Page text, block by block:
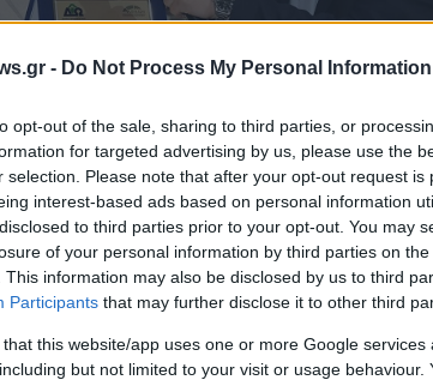
- Do Not Process My Personal Information
opt-out of the sale, sharing to third parties, or
for targeted advertising by us, please use the
selection. Please note that after your opt-out request is
interest-based ads based on personal information
to third parties prior to your opt-out. You may
of your personal information by third parties on the
This information may also be disclosed by us to third
Participants that may further disclose it to other third
that this website/app uses one or more Google
but not limited to your visit or usage behaviour.
Ωραιοκάστρου – Γραφείο Τύπου)
αίθουσα πολιτισμού «Νέλλυ Δελή» του
στο Παλαιόκαστρο και ανέδειξε
ο οποίος έχει αφήσει το δικό του
δρώμενα της περιοχής.